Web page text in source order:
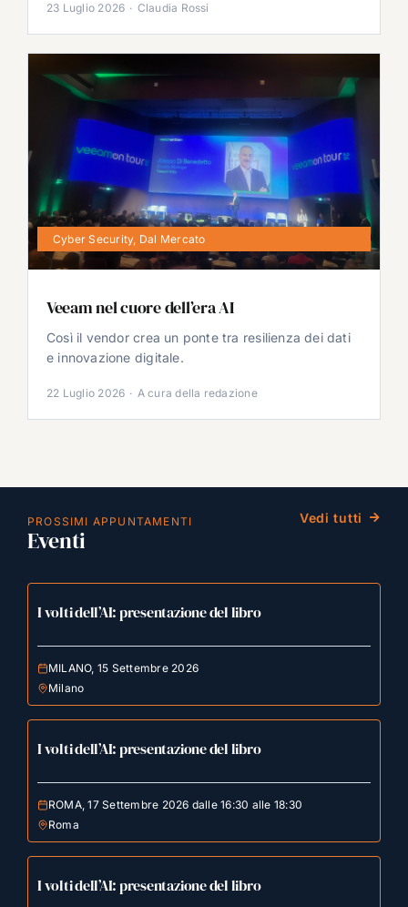
23 Luglio 2026 · Claudia Rossi
Cyber Security, Dal Mercato
Veeam nel cuore dell’era AI
Così il vendor crea un ponte tra resilienza dei dati
e innovazione digitale.
22 Luglio 2026 · A cura della redazione
PROSSIMI APPUNTAMENTI
Eventi
Vedi tutti
I volti dell’AI: presentazione del libro
MILANO, 15 Settembre 2026
Milano
I volti dell’AI: presentazione del libro
ROMA, 17 Settembre 2026 dalle 16:30 alle 18:30
Roma
I volti dell’AI: presentazione del libro